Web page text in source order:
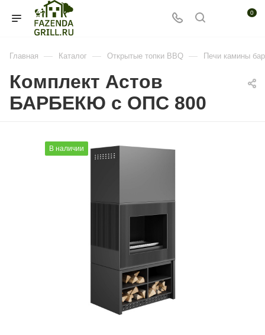
0
Главная — Каталог — Открытые топки BBQ — Печи камины
Комплект Астов
БАРБЕКЮ с ОПС 800
В наличии